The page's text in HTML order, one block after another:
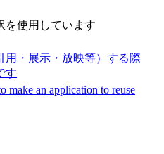
を使用しています
用・展示・放映等）する際
す
make an application to reuse